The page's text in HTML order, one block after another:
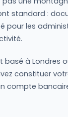
standard :
pour les
à Londres
constituer
compte